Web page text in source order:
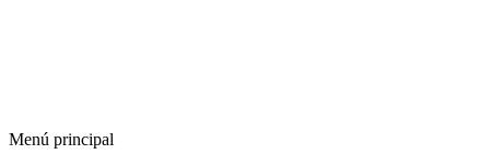
Menú principal